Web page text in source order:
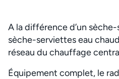
A la différence d’un
sèche-serviettes eau
réseau du chauffage
Équipement complet, le